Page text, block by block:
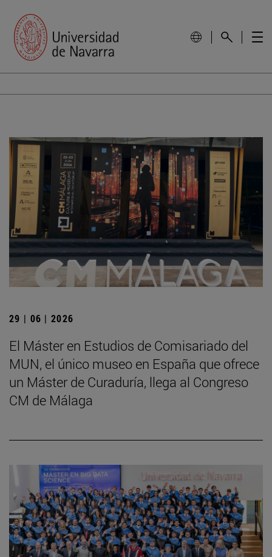
29 | 06 | 2026
El Máster en Estudios de Comisariado del
MUN, el único museo en España que ofrece
un Máster de Curaduría, llega al Congreso
CM de Málaga